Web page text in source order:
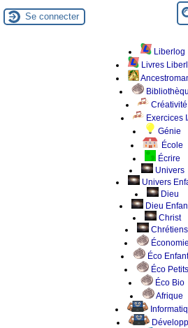
Se connecter
Liberlog
Livres
Créativité
Exercices
Génie
École
Écrire
Univers
Univers
Dieu
Dieu
Christ
Chrétiens
Économie
Éco
Éco Petits
Éco Bio
Afrique